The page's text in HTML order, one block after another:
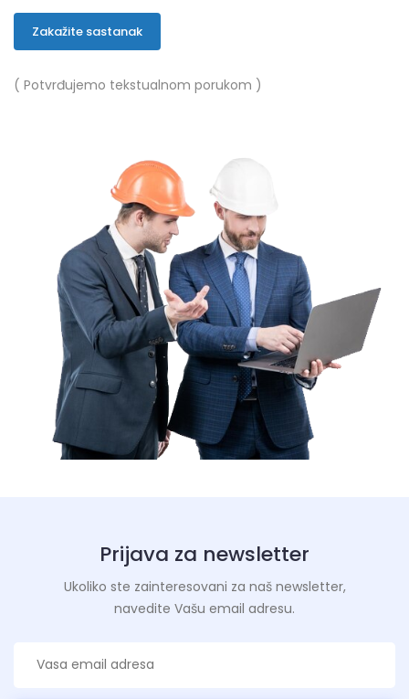
Zakažite sastanak
( Potvrđujemo tekstualnom porukom )
Prijava za newsletter
Ukoliko ste zainteresovani za naš newsletter,
navedite Vašu email adresu.